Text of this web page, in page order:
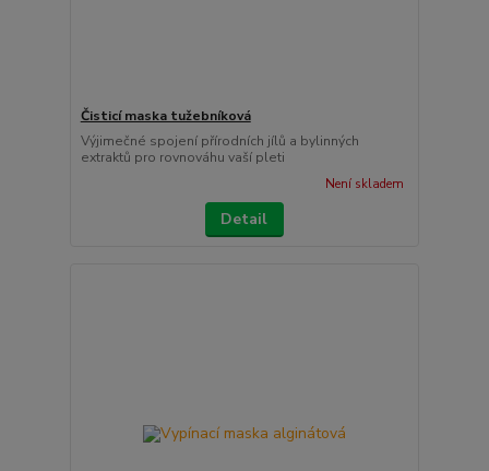
Čisticí maska tužebníková
Výjimečné spojení přírodních jílů a bylinných
extraktů pro rovnováhu vaší pleti
Není skladem
Detail